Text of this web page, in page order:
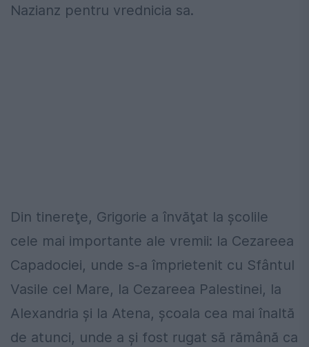
Nazianz pentru vrednicia sa.
Din tinereţe, Grigorie a învăţat la şcolile
cele mai importante ale vremii: la Cezareea
Capadociei, unde s-a împrietenit cu Sfântul
Vasile cel Mare, la Cezareea Palestinei, la
Alexandria şi la Atena, şcoala cea mai înaltă
de atunci, unde a şi fost rugat să rămână ca